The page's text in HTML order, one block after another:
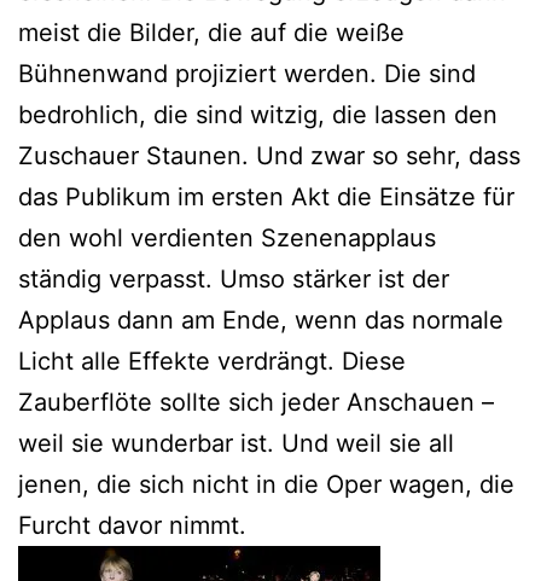
meist die Bilder, die auf die weiße
Bühnenwand projiziert werden. Die sind
bedrohlich, die sind witzig, die lassen den
Zuschauer Staunen. Und zwar so sehr, dass
das Publikum im ersten Akt die Einsätze für
den wohl verdienten Szenenapplaus
ständig verpasst. Umso stärker ist der
Applaus dann am Ende, wenn das normale
Licht alle Effekte verdrängt. Diese
Zauberflöte sollte sich jeder Anschauen –
weil sie wunderbar ist. Und weil sie all
jenen, die sich nicht in die Oper wagen, die
Furcht davor nimmt.